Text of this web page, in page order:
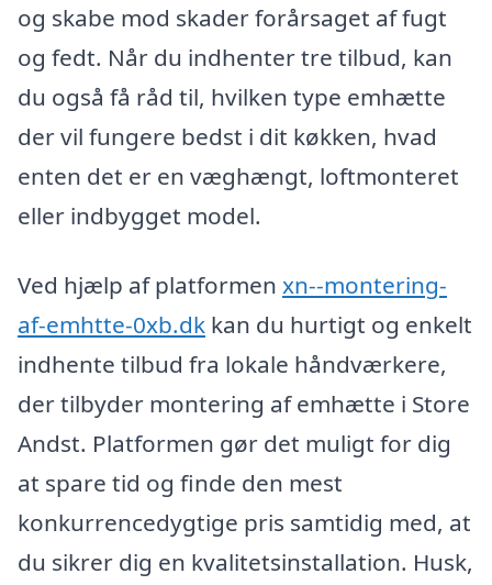
og skabe mod skader forårsaget af fugt
og fedt. Når du indhenter tre tilbud, kan
du også få råd til, hvilken type emhætte
der vil fungere bedst i dit køkken, hvad
enten det er en væghængt, loftmonteret
eller indbygget model.
Ved hjælp af platformen xn--montering-
af-emhtte-0xb.dk kan du hurtigt og enkelt
indhente tilbud fra lokale håndværkere,
der tilbyder montering af emhætte i Store
Andst. Platformen gør det muligt for dig
at spare tid og finde den mest
konkurrencedygtige pris samtidig med, at
du sikrer dig en kvalitetsinstallation. Husk,